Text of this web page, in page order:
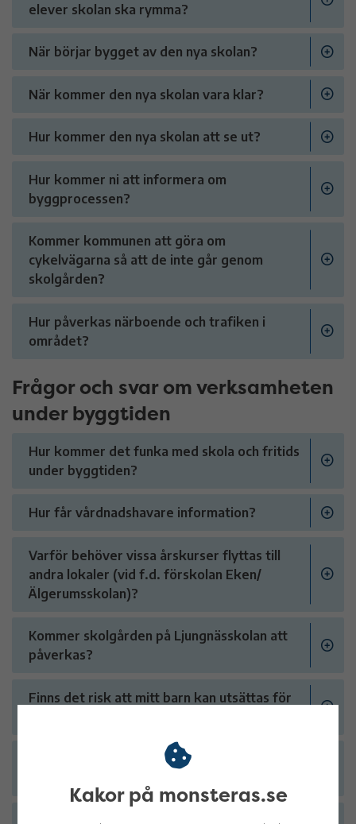
elever skolan ska rymma?
När börjar bygget av den nya skolan?
När kommer den nya skolan vara klar?
Hur kommer den nya skolan att se ut?
Hur kommer ni att informera om
byggprocessen?
Kommer kommunen att göra om
cykelvägarna så att de inte går genom
skolgården?
Hur påverkas närboende och trafiken i
området?
Frågor och svar om verksamheten
under byggtiden
Hur kommer det funka med skola och fritids
under byggtiden?
Hur får vårdnadshavare information?
Varför behöver vissa årskurser flyttas till
andra lokaler (vid f.d. förskolan Eken/
Älgerumsskolan)?
Kommer skolgården på Ljungnässkolan att
påverkas?
Finns det risk att mitt barn kan utsättas för
Finns det risker med att nyttja de gamla
Hur förbereds lokalerna och utemiljön vid
Kakor på monsteras.se